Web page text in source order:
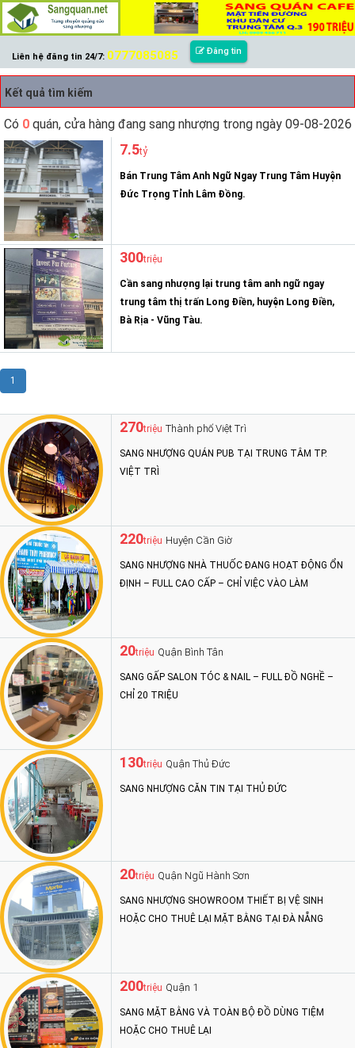
Liên hệ đăng tin 24/7: 0777085085 Đăng tin
Kết quả tìm kiếm
Có 0quán, cửa hàng đang sang nhượng trong ngày 09-08-2026
7.5tỷ
Bán Trung Tâm Anh Ngữ Ngay Trung Tâm Huyện
Đức Trọng Tỉnh Lâm Đồng.
300triệu
Cần sang nhượng lại trung tâm anh ngữ ngay
trung tâm thị trấn Long Điền, huyện Long Điền,
Bà Rịa - Vũng Tàu.
1
270triệu Thành phố Việt Trì
SANG NHƯỢNG QUÁN PUB TẠI TRUNG TÂM TP.
VIỆT TRÌ
220triệu Huyện Cần Giờ
SANG NHƯỢNG NHÀ THUỐC ĐANG HOẠT ĐỘNG ỔN
ĐỊNH – FULL CAO CẤP – CHỈ VIỆC VÀO LÀM
20triệu Quận Bình Tân
SANG GẤP SALON TÓC & NAIL – FULL ĐỒ NGHỀ –
CHỈ 20 TRIỆU
130triệu Quận Thủ Đức
SANG NHƯỢNG CĂN TIN TẠI THỦ ĐỨC
20triệu Quận Ngũ Hành Sơn
SANG NHƯỢNG SHOWROOM THIẾT BỊ VỆ SINH
HOẶC CHO THUÊ LẠI MẶT BẰNG TẠI ĐÀ NẴNG
200triệu Quận 1
SANG MẶT BẰNG VÀ TOÀN BỘ ĐỒ DÙNG TIỆM
HOẶC CHO THUÊ LẠI